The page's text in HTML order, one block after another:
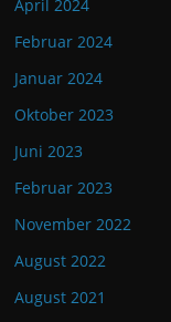
April 2024
Februar 2024
Januar 2024
Oktober 2023
Juni 2023
Februar 2023
November 2022
August 2022
August 2021